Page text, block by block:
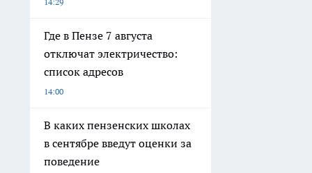
Где в Пензе 7 августа
отключат электричество:
список адресов
14:00
В каких пензенских школах
в сентябре введут оценки за
поведение